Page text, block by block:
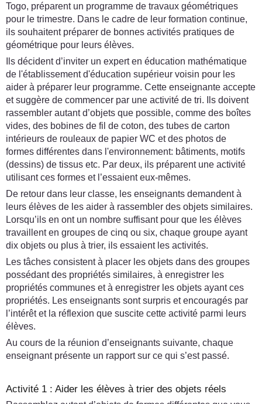
Togo, préparent un programme de travaux géométriques
pour le trimestre. Dans le cadre de leur formation continue,
ils souhaitent préparer de bonnes activités pratiques de
géométrique pour leurs élèves.
Ils décident d’inviter un expert en éducation mathématique
de l'établissement d'éducation supérieur voisin pour les
aider à préparer leur programme. Cette enseignante accepte
et suggère de commencer par une activité de tri. Ils doivent
rassembler autant d’objets que possible, comme des boîtes
vides, des bobines de fil de coton, des tubes de carton
intérieurs de rouleaux de papier WC et des photos de
formes différentes dans l'environnement: bâtiments, motifs
(dessins) de tissus etc. Par deux, ils préparent une activité
utilisant ces formes et l’essaient eux-mêmes.
De retour dans leur classe, les enseignants demandent à
leurs élèves de les aider à rassembler des objets similaires.
Lorsqu’ils en ont un nombre suffisant pour que les élèves
travaillent en groupes de cinq ou six, chaque groupe ayant
dix objets ou plus à trier, ils essaient les activités.
Les tâches consistent à placer les objets dans des groupes
possédant des propriétés similaires, à enregistrer les
propriétés communes et à enregistrer les objets ayant ces
propriétés. Les enseignants sont surpris et encouragés par
l’intérêt et la réflexion que suscite cette activité parmi leurs
élèves.
Au cours de la réunion d’enseignants suivante, chaque
enseignant présente un rapport sur ce qui s’est passé.
Activité 1 : Aider les élèves à trier des objets réels